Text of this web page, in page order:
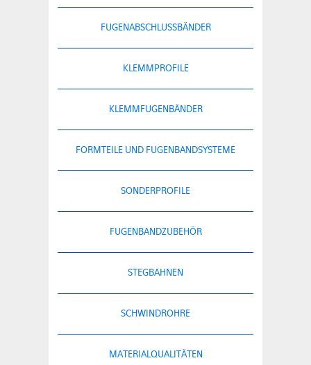
FUGENABSCHLUSSBÄNDER
KLEMMPROFILE
KLEMMFUGENBÄNDER
FORMTEILE UND FUGENBANDSYSTEME
SONDERPROFILE
FUGENBANDZUBEHÖR
STEGBAHNEN
SCHWINDROHRE
MATERIALQUALITÄTEN